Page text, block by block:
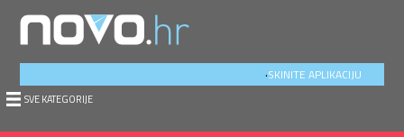
SKINITE APLIKACIJU
.
SVE KATEGORIJE